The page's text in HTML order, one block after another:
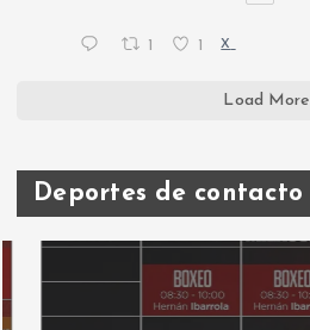
1 1 X
Load More
Deportes de contacto